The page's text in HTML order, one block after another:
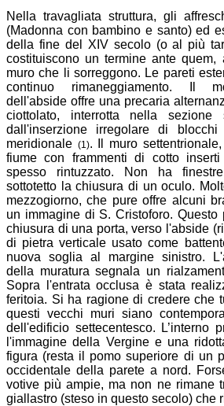
Nella travagliata struttura, gli
(Madonna con bambino e santo) ed
della fine del XIV secolo (o al più
costituiscono un termine ante
muro che li sorreggono. Le pareti
continuo rimaneggiamento. Il
dell'abside offre una precaria
ciottolato, interrotta nella sezione
dall'inserzione irregolare di
meridionale (1). Il muro
fiume con frammenti di cotto
spesso rintuzzato. Non ha
sottotetto la chiusura di un oculo.
mezzogiorno, che pure offre alcuni
un immagine di S. Cristoforo. Questo
chiusura di una porta, verso l'abside
di pietra verticale usato come
nuova soglia al margine sinistro.
della muratura segnala un
Sopra l'entrata occlusa è stata
feritoia. Si ha ragione di credere che
questi vecchi muri siano
dell'edificio settecentesco. L’interno
l'immagine della Vergine e una
figura (resta il pomo superiore di un
occidentale della parete a nord.
votive più ampie, ma non ne rimane
giallastro (steso in questo secolo) che